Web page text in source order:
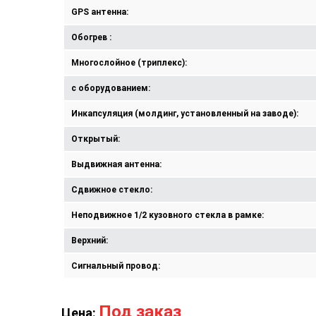
GPS антенна:
Обогрев :
Многослойное (триплекс):
с оборудованием:
Инкапсуляция (молдинг, установленный на заводе):
Открытый:
Выдвижная антенна:
Сдвижное стекло:
Неподвижное 1/2 кузовного стекла в рамке:
Верхний:
Сигнальный провод:
Цена: Под заказ